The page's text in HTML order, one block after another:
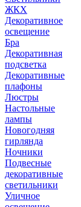
ЖКХ
Декоративное
освещение
Бра
Декоративная
подсветка
Декоративные
плафоны
Люстры
Настольные
лампы
Новогодняя
гирлянда
Ночники
Подвесные
декоративные
светильники
Уличное